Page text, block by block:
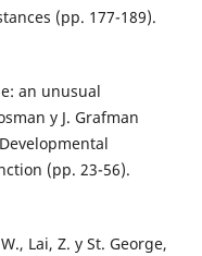
(pp. 177-189).
an unusual
y J. Grafman
(pp. 23-56).
Lai, Z. y St. George,